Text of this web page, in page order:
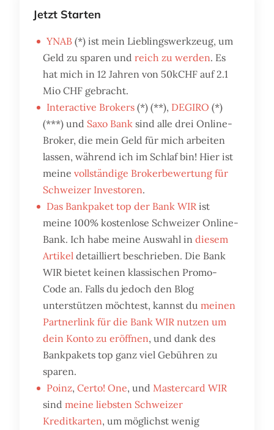
Jetzt Starten
YNAB (*) ist mein Lieblingswerkzeug, um
Geld zu sparen undreich zu werden. Es
hat mich in 12 Jahren von 50kCHF auf 2.1
Mio CHF gebracht.
Interactive Brokers (*) (**), DEGIRO (*)
(***) und Saxo Bank sind alle drei Online-
Broker, die mein Geld für mich arbeiten
lassen, während ich im Schlaf bin! Hier ist
meinevollständige Brokerbewertung für
Schweizer Investoren.
Das Bankpaket top der Bank WIR ist
meine 100% kostenlose Schweizer Online-
Bank. Ich habe meine Auswahl indiesem
Artikel detailliert beschrieben. Die Bank
WIR bietet keinen klassischen Promo-
Code an. Falls du jedoch den Blog
unterstützen möchtest, kannst dumeinen
Partnerlink für die Bank WIR nutzen um
dein Konto zu eröffnen, und dank des
Bankpakets top ganz viel Gebühren zu
sparen.
Poinz,Certo! One, und Mastercard WIR
sindmeine liebsten Schweizer
Kreditkarten, um möglichst wenig